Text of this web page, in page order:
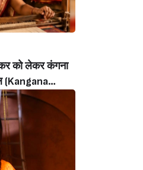
को लेकर कंगना
(Kangana
Appeal
National